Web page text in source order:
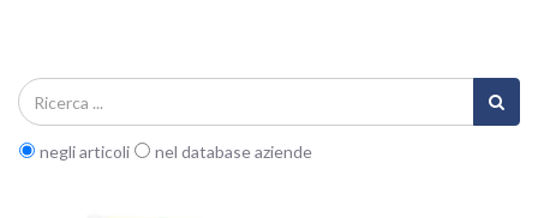
negli articoli nel database aziende